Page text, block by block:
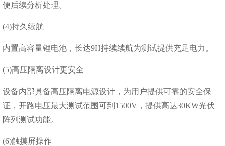
便后续分析处理。
(4)持久续航
内置⾼容量锂电池，长达9H持续续航为测试提供充⾜电⼒。
(5)⾼压隔离设计更安全
设备内部具备⾼压隔离电源设计，为⽤户提供可靠的安全保
证，开路电压最⼤测试范围可到1500V，提供⾼达30KW光伏
阵列测试功能。
(6)触摸屏操作